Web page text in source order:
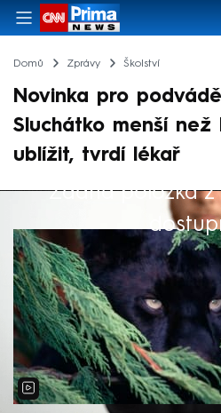
Domů Zprávy Školství
Novinka pro
Sluchátko menší než
ublížit, tvrdí lékař
Žádná položka z